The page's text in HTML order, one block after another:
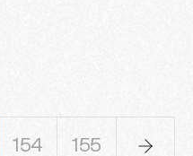
154 155 156